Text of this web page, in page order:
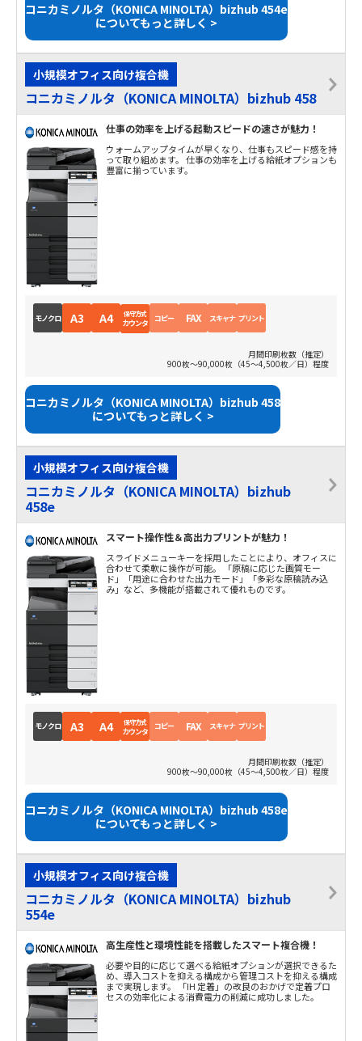
コニカミノルタ（KONICA MINOLTA）bizhub 454e
についてもっと詳しく >
小規模オフィス向け複合機
コニカミノルタ（KONICA MINOLTA）bizhub 458
仕事の効率を上げる起動スピードの速さが魅力！
ウォームアップタイムが早くなり、仕事もスピード感を持
って取り組めます。 仕事の効率を上げる給紙オプションも
豊富に揃っています。
モノクロ A3 A4 保守方式
カウンタ コピー FAX スキャナ プリント
月間印刷枚数（推定）
900枚～90,000枚（45～4,500枚／日）程度
コニカミノルタ（KONICA MINOLTA）bizhub 458
についてもっと詳しく >
小規模オフィス向け複合機
コニカミノルタ（KONICA MINOLTA）bizhub
458e
スマート操作性＆高出力プリントが魅力！
スライドメニューキーを採用したことにより、オフィスに
合わせて柔軟に操作が可能。 「原稿に応じた画質モー
ド」「用途に合わせた出力モード」「多彩な原稿読み込
み」など、多機能が搭載されて優れものです。
モノクロ A3 A4 保守方式
カウンタ コピー FAX スキャナ プリント
月間印刷枚数（推定）
900枚～90,000枚（45～4,500枚／日）程度
コニカミノルタ（KONICA MINOLTA）bizhub 458e
についてもっと詳しく >
小規模オフィス向け複合機
コニカミノルタ（KONICA MINOLTA）bizhub
554e
高生産性と環境性能を搭載したスマート複合機！
必要や目的に応じて選べる給紙オプションが選択できるた
め、導入コストを抑える構成から管理コストを抑える構成
まで実現します。 「IH 定着」の改良のおかげで定着プロ
セスの効率化による消費電力の削減に成功しました。